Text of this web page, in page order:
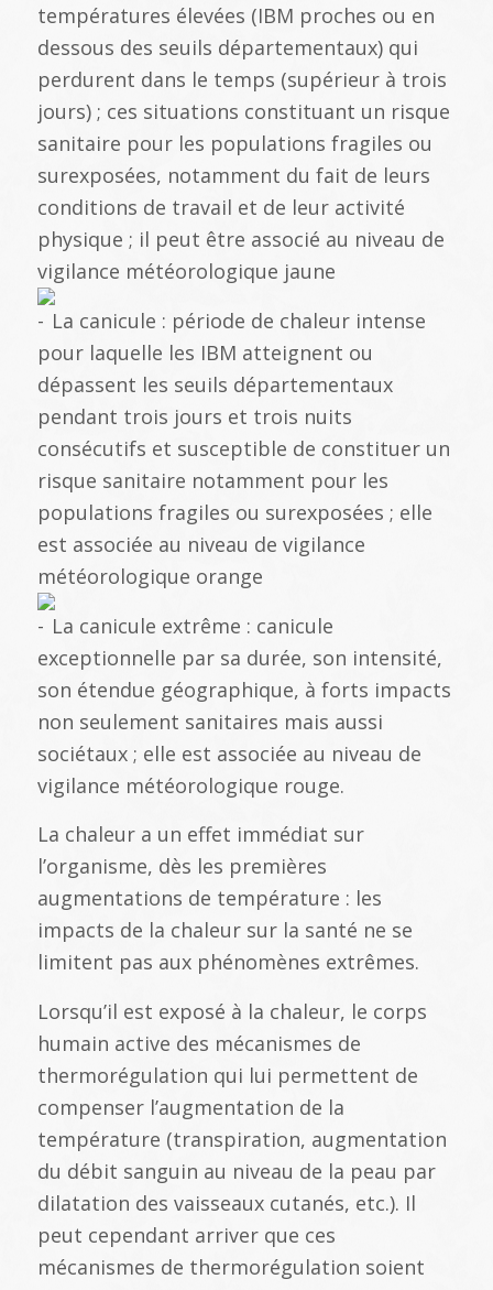
températures élevées (IBM proches ou en
dessous des seuils départementaux) qui
perdurent dans le temps (supérieur à trois
jours) ; ces situations constituant un risque
sanitaire pour les populations fragiles ou
surexposées, notamment du fait de leurs
conditions de travail et de leur activité
physique ; il peut être associé au niveau de
vigilance météorologique jaune
La canicule : période de chaleur intense
pour laquelle les IBM atteignent ou
dépassent les seuils départementaux
pendant trois jours et trois nuits
consécutifs et susceptible de constituer un
risque sanitaire notamment pour les
populations fragiles ou surexposées ; elle
est associée au niveau de vigilance
météorologique orange
La canicule extrême : canicule
exceptionnelle par sa durée, son intensité,
son étendue géographique, à forts impacts
non seulement sanitaires mais aussi
sociétaux ; elle est associée au niveau de
vigilance météorologique rouge.
La chaleur a un effet immédiat sur
l’organisme, dès les premières
augmentations de température : les
impacts de la chaleur sur la santé ne se
limitent pas aux phénomènes extrêmes.
Lorsqu’il est exposé à la chaleur, le corps
humain active des mécanismes de
thermorégulation qui lui permettent de
compenser l’augmentation de la
température (transpiration, augmentation
du débit sanguin au niveau de la peau par
dilatation des vaisseaux cutanés, etc.). Il
peut cependant arriver que ces
mécanismes de thermorégulation soient